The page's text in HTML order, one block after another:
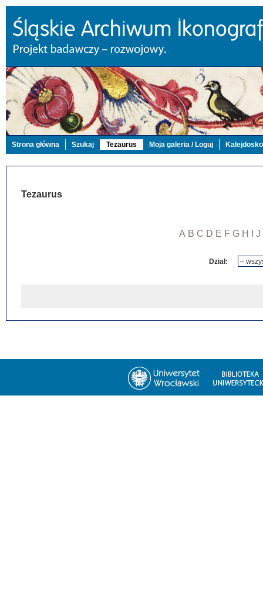
Strona główna Szukaj Tezaurus Moja galeria / Loguj
Tezaurus
A B C D E F G H J
Dział: